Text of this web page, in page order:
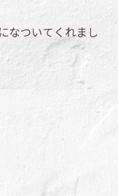
なついてくれまし